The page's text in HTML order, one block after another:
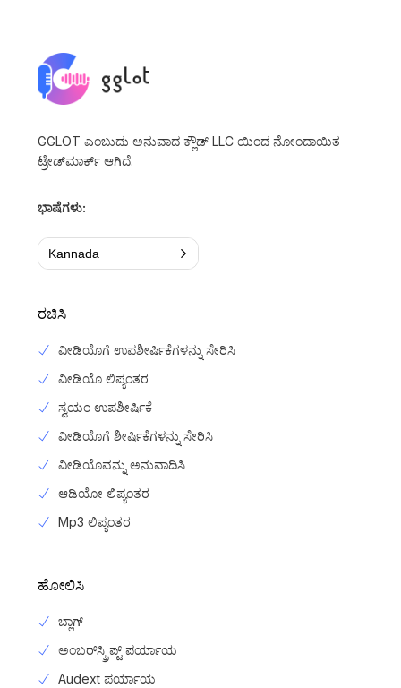
GGLOT ಎಂಬುದು ಅನುವಾದ ಕ್ಲೌಡ್ LLC ಯಿಂದ ನೋಂದಾಯಿತ
ಟ್ರೇಡ್‌ಮಾರ್ಕ್ ಆಗಿದೆ.
ಭಾಷೆಗಳು:
Kannada
ರಚಿಸಿ
ವೀಡಿಯೊಗೆ ಉಪಶೀರ್ಷಿಕೆಗಳನ್ನು ಸೇರಿಸಿ
ವೀಡಿಯೊ ಲಿಪ್ಯಂತರ
ಸ್ವಯಂ ಉಪಶೀರ್ಷಿಕೆ
ವೀಡಿಯೊಗೆ ಶೀರ್ಷಿಕೆಗಳನ್ನು ಸೇರಿಸಿ
ವೀಡಿಯೊವನ್ನು ಅನುವಾದಿಸಿ
ಆಡಿಯೋ ಲಿಪ್ಯಂತರ
Mp3 ಲಿಪ್ಯಂತರ
ಹೋಲಿಸಿ
ಬ್ಲಾಗ್
ಅಂಬರ್‌ಸ್ಕ್ರಿಪ್ಟ್ ಪರ್ಯಾಯ
Audext ಪರ್ಯಾಯ